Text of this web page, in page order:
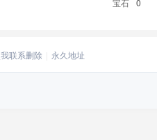
宝石 0
联系删除 永久地址